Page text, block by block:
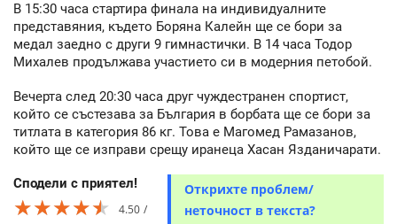
В 15:30 часа стартира финала на индивидуалните
представяния, където Боряна Калейн ще се бори за
медал заедно с други 9 гимнастички. В 14 часа Тодор
Михалев продължава участието си в модерния петобой.
Вечерта след 20:30 часа друг чуждестранен спортист,
който се състезава за България в борбата ще се бори за
титлата в категория 86 кг. Това е Магомед Рамазанов,
който ще се изправи срещу иранеца Хасан Язданичарати.
Сподели с приятел!
★★★★★
★★★★★
★★★★★
4.50
Открихте проблем/
неточност в текста?